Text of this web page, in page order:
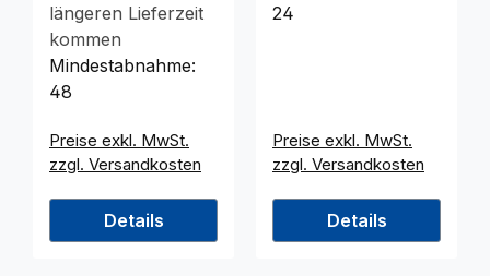
längeren Lieferzeit
kommen
Mindestabnahme:
48
Preise exkl. MwSt.
zzgl. Versandkosten
Details
24
Preise exkl. MwSt.
zzgl. Versandkosten
Details